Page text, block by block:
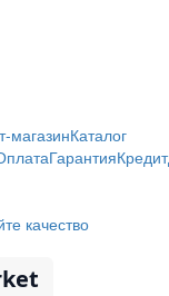
магазинКаталог
ГарантияКредит